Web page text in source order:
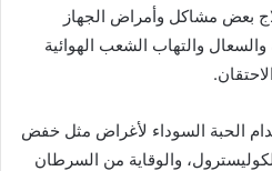
بعض مشاكل وأمراض الجهاز
والتهاب الشعب الهوائية
الحبة السوداء لأغراض مثل خفض
والوقاية من السرطان